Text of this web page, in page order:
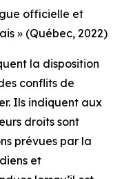
officielle et
» (Québec, 2022)
la disposition
conflits de
Ils indiquent aux
droits sont
prévues par la
et